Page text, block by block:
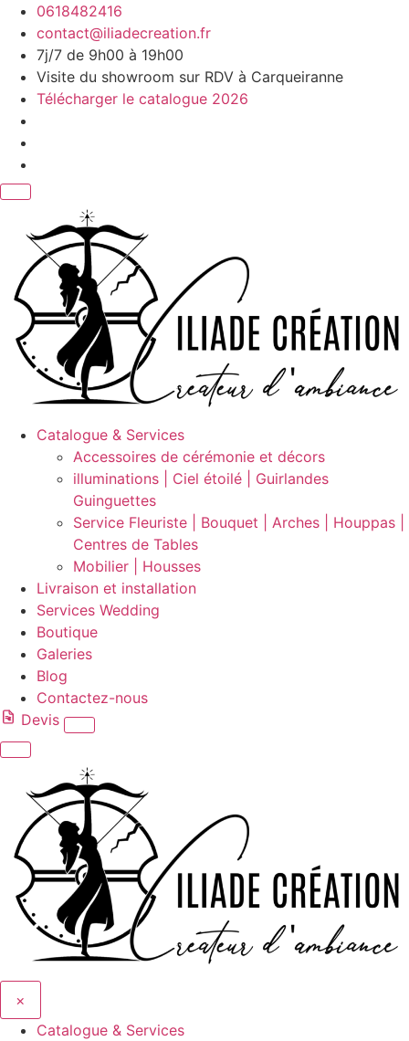
Aller
contenu
0618482416
contact@iliadecreation.fr
7j/7 de 9h00 à 19h00
Visite du showroom sur RDV à Carqueiranne
Télécharger le catalogue 2026
Catalogue & Services
Accessoires de cérémonie et décors
illuminations | Ciel étoilé | Guirlandes
Guinguettes
Service Fleuriste | Bouquet | Arches | Houppas |
Centres de Tables
Mobilier | Housses
Livraison et installation
Services Wedding
Boutique
Galeries
Blog
Contactez-nous
Devis
×
Catalogue & Services